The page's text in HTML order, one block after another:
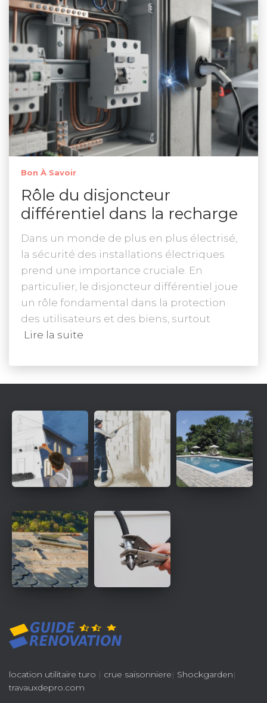
Bon À Savoir
Rôle du disjoncteur
différentiel dans la recharge
Dans un monde de plus en plus électrisé,
la sécurité des installations électriques
prend une importance cruciale. En
particulier, le disjoncteur différentiel joue
un rôle fondamental dans la protection
des utilisateurs et des biens, surtout
Lire la suite
location utilitaire turo | crue saisonniere| Shockgarden|
travauxdepro.com